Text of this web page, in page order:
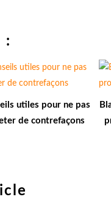
:
utiles pour ne pas
de contrefaçons